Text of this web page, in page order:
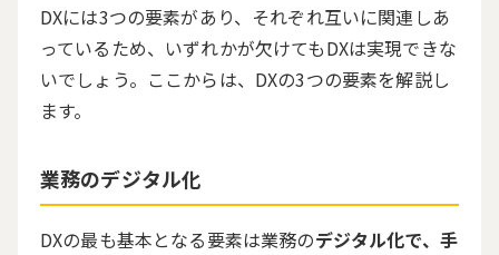
DXには3つの要素があり、それぞれ互いに関連しあ
っているため、いずれかが欠けてもDXは実現できな
いでしょう。ここからは、 DXの3つの要素を解説し
ます。
業務のデジタル化
DXの最も基本となる要素は業務のデジタル化で、手